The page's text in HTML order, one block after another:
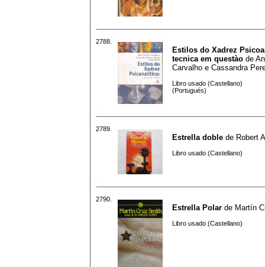
2788.
Estilos do Xadrez
tecnica em questào de
Carvalho e Cassandra
Libro usado (Castellano)
(Portugués)
2789.
Estrella doble de Robert
Libro usado (Castellano)
2790.
Estrella Polar de Martín
Libro usado (Castellano)